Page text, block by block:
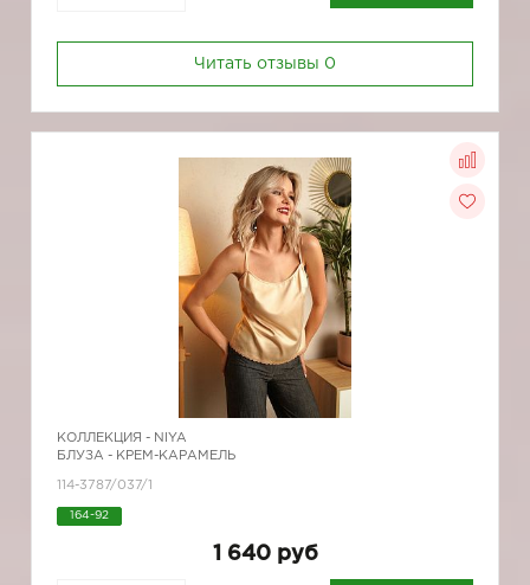
Читать отзывы 0
КОЛЛЕКЦИЯ - NIYA
БЛУЗА - КРЕМ-КАРАМЕЛЬ
114-3787/037/1
164-92
1 640 руб